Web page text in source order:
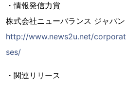
・情報発信力賞
株式会社ニューバランス ジャパン
http://www.news2u.net/
ses/
・関連リリース